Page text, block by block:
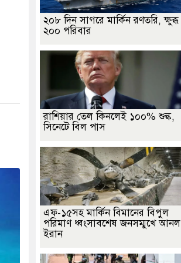
২০৮ দিন সাগরে মার্কিন রণতরি, ক্ষুব্ধ
২০০ পরিবার
রাশিয়ার তেল কিনলেই ১০০% শুল্ক,
সিনেটে বিল পাস
এফ-১৫সহ মার্কিন বিমানের বিপুল
পরিমাণ ধ্বংসাবশেষ জনসম্মুখে আনল
ইরান